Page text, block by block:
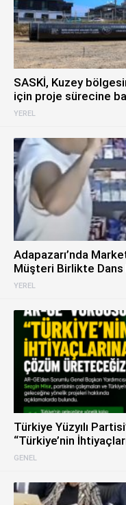
YEREL
SASKİ, Kuzey
için proje sürecine
YEREL
Adapazarı’nda
Müşteri Birlikte
GENEL
Türkiye Yüzyılı
“Türkiye’nin